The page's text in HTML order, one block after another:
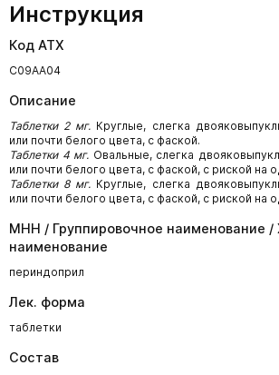
Инструкция
Код АТХ
С09АА04
Описание
Таблетки 2 мг. Круглые, слегка
или почти белого цвета, с фаской.
Таблетки 4 мг. Овальные, слегка
или почти белого цвета, с фаской, с риской на
Таблетки 8 мг. Круглые, слегка
или почти белого цвета, с фаской, с риской на
МНН / Группировочное наименование /
наименование
периндоприл
Лек. форма
таблетки
Состав